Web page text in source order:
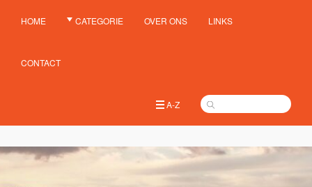
HOME CATEGORIE OVER ONS LINKS
CONTACT
A-Z